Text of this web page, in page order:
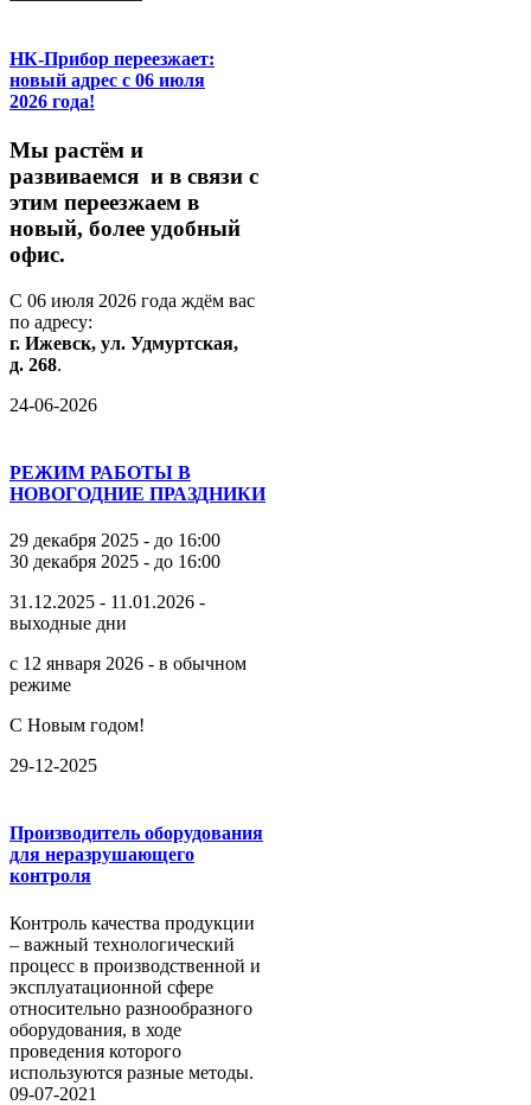
НК-Прибор переезжает:
новый адрес с 06 июля
2026 года!
Мы растём и
развиваемся и в связи с
этим переезжаем в
новый, более удобный
офис.
С 06 июля 2026 года ждём вас
по адресу:
г. Ижевск, ул. Удмуртская,
д. 268.
24-06-2026
РЕЖИМ РАБОТЫ В
НОВОГОДНИЕ ПРАЗДНИКИ
29 декабря 2025 - до 16:00
30 декабря 2025 - до 16:00
31.12.2025 - 11.01.2026 -
выходные дни
с 12 января 2026 - в обычном
режиме
С Новым годом!
29-12-2025
Производитель оборудования
для неразрушающего
контроля
Контроль качества продукции
– важный технологический
процесс в производственной и
эксплуатационной сфере
относительно разнообразного
оборудования, в ходе
проведения которого
используются разные методы.
09-07-2021